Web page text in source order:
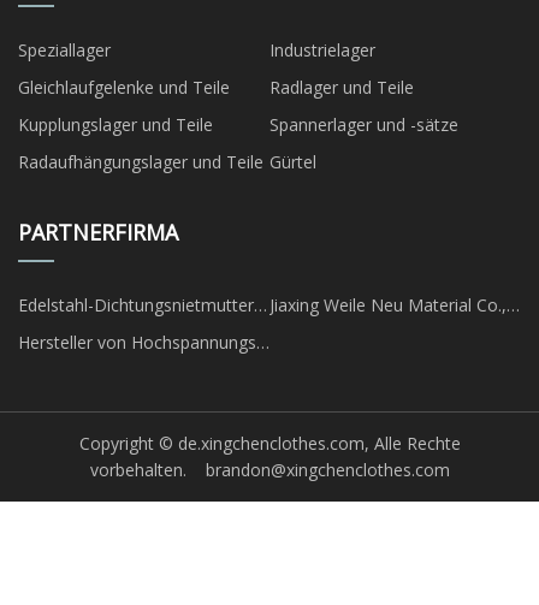
Speziallager
Industrielager
Gleichlaufgelenke und Teile
Radlager und Teile
Kupplungslager und Teile
Spannerlager und -sätze
Radaufhängungslager und Teile Gürtel
PARTNERFIRMA
Edelstahl-Dichtungsnietmutter
zu verkaufen
Jiaxing Weile Neu Material Co.,
Hersteller von Hochspannungs-
Copyright © de.xingchenclothes.com, Alle Rechte
vorbehalten. brandon@xingchenclothes.com